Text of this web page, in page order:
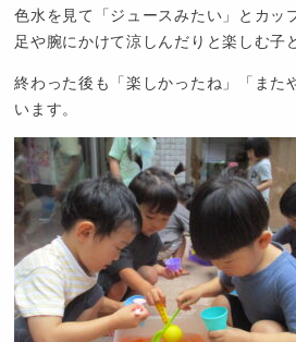
色水を見て「ジュースみたい」とカッ
足や腕にかけて涼しんだりと楽しむ子
終わった後も「楽しかったね」「また
います。